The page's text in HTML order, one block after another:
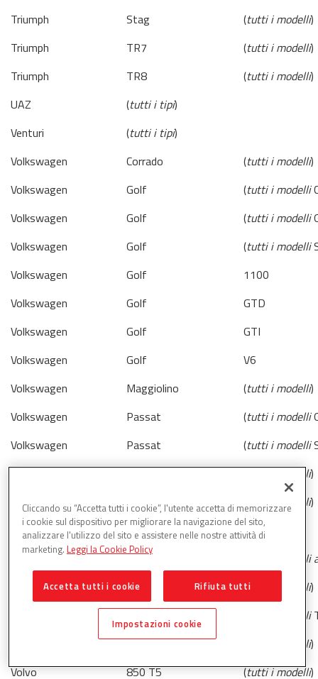
Triumph
Stag (tutti i modelli)
Triumph
TR7 (tutti i modelli)
Triumph
TR8 (tutti i modelli)
UAZ
(tutti i tipi)
Venturi
(tutti i tipi)
Volkswagen
Corrado (tutti i modelli)
Volkswagen
Golf (tutti i modelli
Volkswagen
Golf (tutti i modelli
Volkswagen
Golf (tutti i modelli
Volkswagen
Golf
1100
Volkswagen
Golf
GTD
Volkswagen
Golf
GTI
Volkswagen
Golf
V6
Volkswagen
Maggiolino (tutti i modelli)
Volkswagen
Passat (tutti i modelli
Volkswagen
Passat (tutti i modelli
Volkswagen
Pescaccia (tutti i modelli)
Volkswagen
Scirocco tutti i modelli)
Volkswagen Porsche
(tutti i tipi)
Volvo
240/245
tutti i modelli
262/264 (tutti i modelli)
tutti i modelli
780 tutti i modelli)
Volvo
850 T5 (tutti i modelli)
Cliccando su “Accetta tutti i cookie”, l'utente accetta di memorizzare
i cookie sul dispositivo per migliorare la navigazione del sito,
analizzare l'utilizzo del sito e assistere nelle nostre attività di
marketing. Leggi la Cookie Policy
Accetta tutti i cookie Rifiuta tutti
Impostazioni cookie